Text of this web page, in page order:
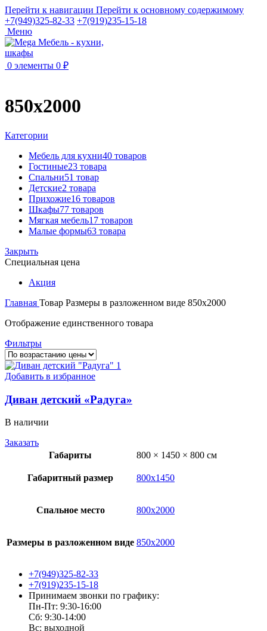
Перейти к навигации Перейти к основному содержимому
+7(949)325-82-33 +7(919)235-15-18
Меню
0 элементы 0 ₽
850х2000
Категории
Мебель для кухни40 товаров
Гостиные23 товара
Спальни51 товар
Детские2 товара
Прихожие16 товаров
Шкафы77 товаров
Мягкая мебель17 товаров
Малые формы63 товара
Закрыть
Специальная цена
Акция
Главная Товар Размеры в разложенном виде 850х2000
Отображение единственного товара
Фильтры
Добавить в избранное
Диван детский «Радуга»
В наличии
Заказать
Габариты
800 × 1450 × 800 см
Габаритный размер 800х1450
Спальное место 800х2000
Размеры в разложенном виде 850х2000
+7(949)325-82-33
+7(919)235-15-18
Принимаем звонки по графику:
Пн-Пт: 9:30-16:00
Сб: 9:30-14:00
Вс: выходной